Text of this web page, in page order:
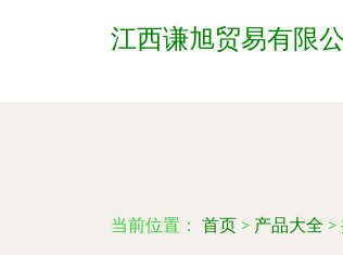
江西谦旭贸易有限
当前位置： 首页 > 产品大全 >